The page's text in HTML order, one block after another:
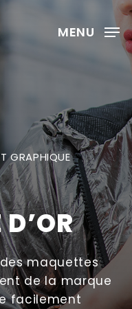
MENU
GRAPHIQUE
maquettes
de la marque
facilement
Close
Menu